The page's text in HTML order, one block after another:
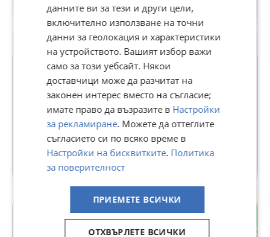
Итал Комерс
В Bazar.BG от 27 февруари 2014г.
Последно активен днес в 08:16 ч.
52 Обяви
с. Калояново
данните ви за тези и други цели,
включително използване на точни
данни за геолокация и характеристики
на устройството. Вашият избор важи
само за този уебсайт. Някои
доставчици може да разчитат на
законен интерес вместо на съгласие;
имате право да възразите в Настройки
за рекламиране. Можете да оттеглите
съгласието си по всяко време в
Настройки на бисквитките. Политика
за поверителност
ПРИЕМЕТЕ ВСИЧКИ
ОТХВЪРЛЕТЕ ВСИЧКИ